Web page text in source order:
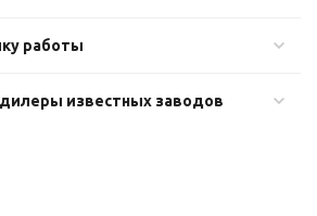
работы
известных заводов